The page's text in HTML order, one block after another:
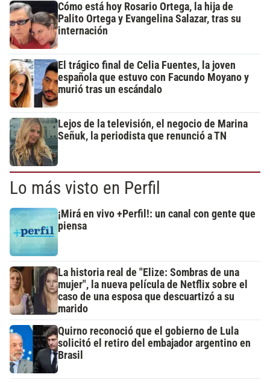
Cómo está hoy Rosario Ortega, la hija de
Palito Ortega y Evangelina Salazar, tras su
internación
El trágico final de Celia Fuentes, la joven
española que estuvo con Facundo Moyano y
murió tras un escándalo
Lejos de la televisión, el negocio de Marina
Señuk, la periodista que renunció a TN
Lo más visto en Perfil
¡Mirá en vivo +Perfil!: un canal con gente que
piensa
La historia real de "Elize: Sombras de una
mujer", la nueva película de Netflix sobre el
caso de una esposa que descuartizó a su
marido
Quirno reconoció que el gobierno de Lula
solicitó el retiro del embajador argentino en
Brasil